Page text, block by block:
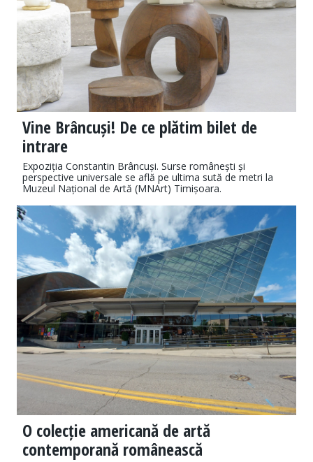
Vine Brâncuși! De ce plătim bilet de
intrare
Expoziția Constantin Brâncuși. Surse românești și
perspective universale se află pe ultima sută de metri la
Muzeul Național de Artă (MNArt) Timișoara.
O colecție americană de artă
contemporană românească